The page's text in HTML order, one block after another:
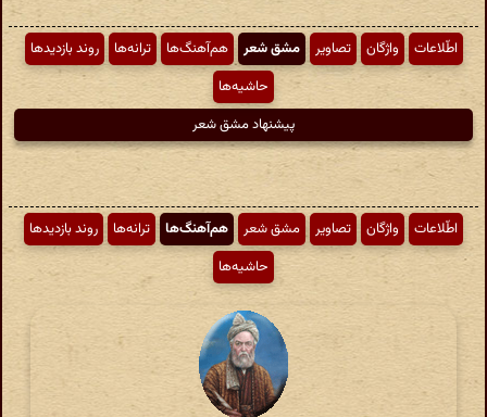
اطّلاعات واژگان تصاویر مشق شعر هم‌آهنگ‌ها ترانه‌ها
روند بازدیدها
حاشیه‌ها
پیشنهاد مشق شعر
اطّلاعات واژگان تصاویر مشق شعر هم‌آهنگ‌ها ترانه‌ها
روند بازدیدها
حاشیه‌ها